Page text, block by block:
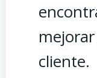
cliente.